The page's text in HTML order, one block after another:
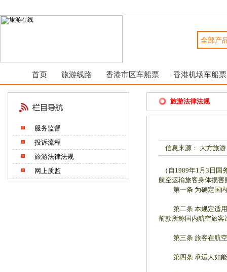
首页 旅游线路 香港市区车船票 香港机场车船票
服务监督
投诉流程
旅游法律法规
网上质监
旅游法律法规
信息来源： 大方旅游
（自1989年1月3日国
航空运输旅客身体损
第一条 为确定国内
第二条 本规定适用
前款所称国内航空旅
第三条 旅客在航空
第四条 承运人如能